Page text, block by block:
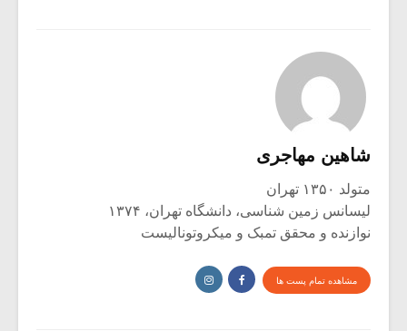
شاهین مهاجری
متولد ۱۳۵۰ تهران
لیسانس زمین شناسی، دانشگاه تهران، ۱۳۷۴
نوازنده و محقق تمبک و میکروتونالیست
مشاهده تمام پست ها